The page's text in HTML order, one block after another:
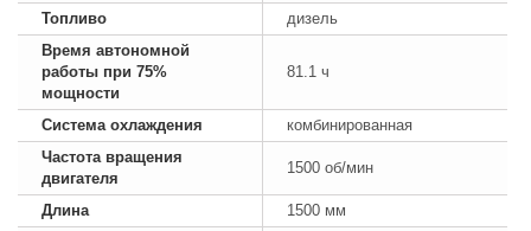
Топливо
дизель
Время автономной
работы при 75%
мощности
81.1 ч
Система охлаждения
комбинированная
Частота вращения
двигателя
1500 об/мин
Длина
1500 мм